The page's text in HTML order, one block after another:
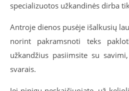
specializuotos užkandinės dirba
Antroje dienos pusėje išalkusių
norint pakramsnoti teks
užkandžius pasiimsite su
svarais.